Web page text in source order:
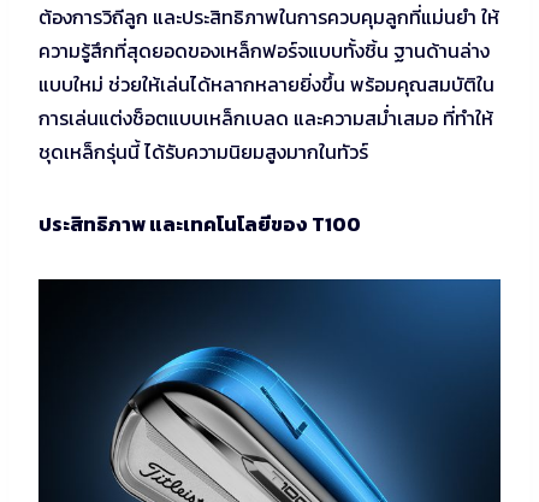
ต้องการวิถีลูก และประสิทธิภาพในการควบคุมลูกที่แม่นยำ ให้
ความรู้สึกที่สุดยอดของเหล็กฟอร์จแบบทั้งชิ้น ฐานด้านล่าง
แบบใหม่ ช่วยให้เล่นได้หลากหลายยิ่งขึ้น พร้อมคุณสมบัติใน
การเล่นแต่งช็อตแบบเหล็กเบลด และความสม่ำเสมอ ที่ทำให้
ชุดเหล็กรุ่นนี้ ได้รับความนิยมสูงมากในทัวร์
ประสิทธิภาพ และเทคโนโลยีของ T100